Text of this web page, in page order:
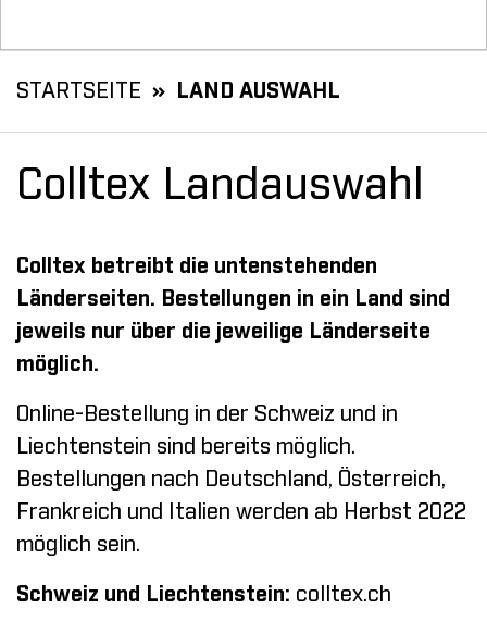
STARTSEITE LAND AUSWAHL
Colltex Landauswahl
Colltex betreibt die untenstehenden
Länderseiten. Bestellungen in ein Land sind
jeweils nur über die jeweilige Länderseite
möglich.
Online-Bestellung in der Schweiz und in
Liechtenstein sind bereits möglich.
Bestellungen nach Deutschland, Österreich,
Frankreich und Italien werden ab Herbst 2022
möglich sein.
Schweiz und Liechtenstein: colltex.ch